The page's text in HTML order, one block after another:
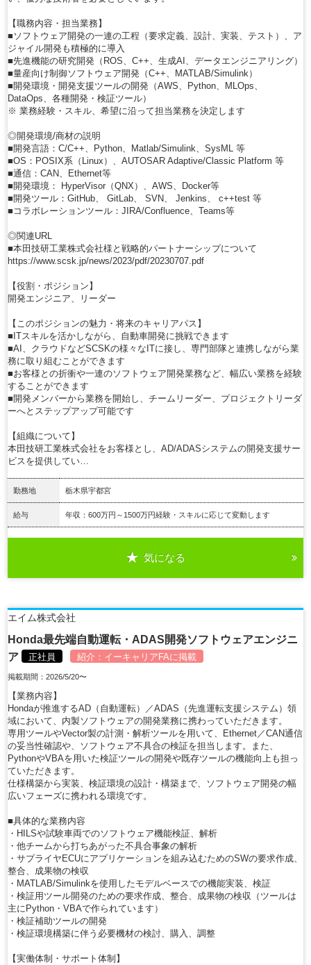
【職務内容・担当業務】
■ソフトウェア開発の一連の工程（要求定義、設計、実装、テスト）、ア
ジャイル開発も積極的に導入
■先進機能の研究開発（ROS、C++、生成AI、データエンジニアリング）
■量産向け制御ソフトウェア開発（C++、MATLAB/Simulink）
■開発環境・開発支援ツールの開発（AWS、Python、MLOps、
DataOps、各種開発・検証ツール）
※ 業務経験・スキル、希望に沿って担当業務を決定します
◎開発環境/商材の説明
■開発言語：C/C++、Python、Matlab/Simulink、SysML 等
■OS：POSIX系（Linux）、AUTOSAR Adaptive/Classic Platform 等
■通信：CAN、Ethernet等
■開発環境： HyperVisor（QNX）、AWS、Docker等
■開発ツール：GitHub、 GitLab、 SVN、 Jenkins、 c++test 等
■コラボレーションツール：JIRA/Confluence、Teams等
◎関連URL
■本田技研工業株式会社様と戦略的パートナーシップについて
https://www.scsk.jp/news/2023/pdf/20230707.pdf
【役割・ポジション】
開発エンジニア、リーダー
【このポジションの魅力・将来のキャリアパス】
■ITスキルを活かしながら、自動車開発に挑戦できます
■AI、クラウドなどSCSKの様々なITに接し、専門部隊と連携しながら業
務に取り組むことができます
■お客様との折衝や一連のソフトウェア開発業務など、幅広い業務を経験
することができます
■開発メンバーから業務を開始し、チームリーダー、プロジェクトリーダ
ーへとステップアップ可能です
【組織について】
本田技研工業株式会社をお客様とし、AD/ADASシステムの開発支援サー
ビスを提供してい…
勤務地 栃木県宇都宮
給与 年収：600万円～1500万円経験・スキルに応じて変動します
気になる
エイム株式会社
Honda最先端自動運転・ADAS開発ソフトウェアエンジニ
ア
正社員 紹介： イーキャリアFAに掲載
掲載期間：2026/5/20〜
【業務内容】
Hondaが推進するAD（自動運転）／ADAS（先進運転支援システム）領
域において、内製ソフトウェアの開発業務に携わっていただきます。
専用ツールやVector製の計測・解析ツールを用いて、Ethernet／CAN通信
の妥当性確認や、ソフトウェア不具合の検証を担当します。また、
PythonやVBAを用いた検証ツールの開発や既存ツールの機能向上も担っ
ていただきます。
仕様構築から実装、検証環境の設計・構築まで、ソフトウェア開発の幅
広いフェーズに携われる環境です。
■具体的な業務内容
・HILSや試験車両でのソフトウェア機能検証、解析
・他チームから打ちあがった不具合事象の解析
・サプライヤECUにアプリケーションを組み込むためのSWの要求作成、
整合、成果物の検収
・MATLAB/Simulinkを使用したモデルベースでの機能実装、検証
・検証用ツール開発のための要求作成、整合、成果物の検収（ツールは
主にPython・VBAで作られています）
・検証補助ツールの開発
・検証環境構築に伴う必要機材の検討、購入、調整
【実働体制・サポート体制】